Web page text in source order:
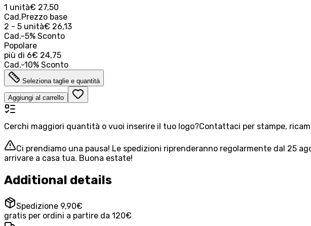
1 unità€ 27,50
Cad.Prezzo base
2 - 5 unità€ 26,13
Cad.-5% Sconto
Popolare
più di 6€ 24,75
Cad.-10% Sconto
Seleziona taglie e quantità
Aggiungi al carrello
Cerchi maggiori quantità o vuoi inserire il tuo logo?Contattaci per stampe,
Ci prendiamo una pausa! Le spedizioni riprenderanno regolarmente dal 25
arrivare a casa tua. Buona estate!
Additional details
Spedizione 9,90€
gratis per ordini a partire da 120€